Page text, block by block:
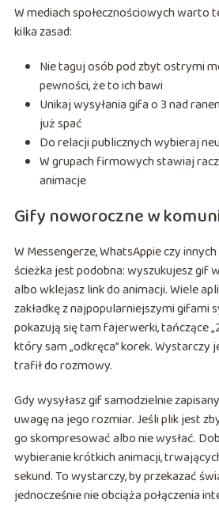
W mediach społecznościowych warto
kilka zasad:
Nie taguj osób pod zbyt ostrymi
pewności, że to ich bawi
Unikaj wysyłania gifa o 3 nad
już spać
Do relacji publicznych wybieraj
W grupach firmowych stawiaj
animacje
Gify noworoczne w
W Messengerze, WhatsAppie czy
ścieżka jest podobna: wyszukujesz gif
albo wklejasz link do animacji. Wiele
zakładkę z najpopularniejszymi
pokazują się tam fajerwerki, tańczące
który sam „odkręca” korek. Wystarczy
trafił do rozmowy.
Gdy wysyłasz gif samodzielnie
uwagę na jego rozmiar. Jeśli plik jest
go skompresować albo nie wysłać.
wybieranie krótkich animacji,
sekund. To wystarczy, by przekazać
jednocześnie nie obciąża połączenia